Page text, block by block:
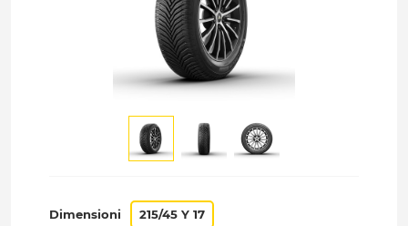
Dimensioni 215/45 Y 17